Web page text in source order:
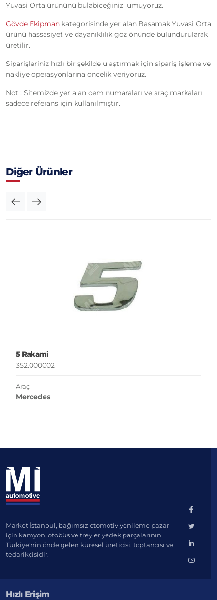
Yuvasi Orta ürününü bulabiceğinizi umuyoruz.
Gövde Ekipman kategorisinde yer alan Basamak Yuvasi Orta
ürünü hassasiyet ve dayanıklılık göz önünde bulundurularak
üretilir.
Siparişleriniz hızlı bir şekilde ulaştırmak için sipariş işleme ve
nakliye operasyonlarına öncelik veriyoruz.
Not : Sitemizde yer alan oem numaraları ve araç markaları
sadece referans için kullanılmıştır.
Diğer Ürünler
5 Rakami
352.000002
Araç
Mercedes
Market İstanbul, bağımsız otomotiv yenileme pazarı
için kamyon, otobüs ve treyler yedek parçalarının
Türkiye'nin önde gelen küresel üreticisi, toptancısı ve
tedarikçisidir.
Hızlı Erişim